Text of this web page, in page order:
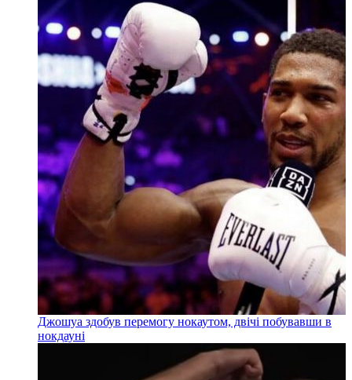
Джошуа здобув перемогу нокаутом, двічі побувавши в
нокдауні